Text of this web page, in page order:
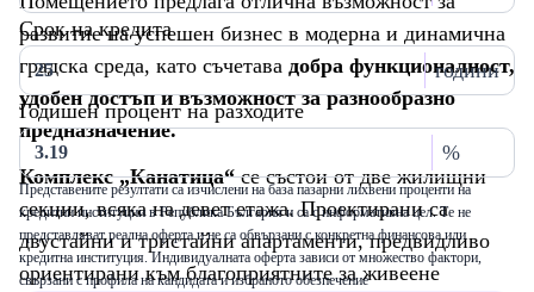
развитие на успешен бизнес в модерна и динамична
градска среда, като съчетава добра функционалност,
удобен достъп и възможност за разнообразно
предназначение.
Комплекс „Канатица“се състои от две жилищни
секции, всяка на девет етажа. Проектирани са
двустайни и тристайни апартаменти, предвидливо
ориентирани към благоприятните за живеене
Срок на кредита
години
Годишен процент на разходите
%
Представените резултати са изчислени на база пазарни лихвени проценти на
кредитни институции в Република България и са с информативна цел. Те не
представляват реална оферта и не са обвързани с конкретна финансова или
кредитна институция. Индивидуалната оферта зависи от множество фактори,
свързани с профила на кандидата и избраното обезпечение